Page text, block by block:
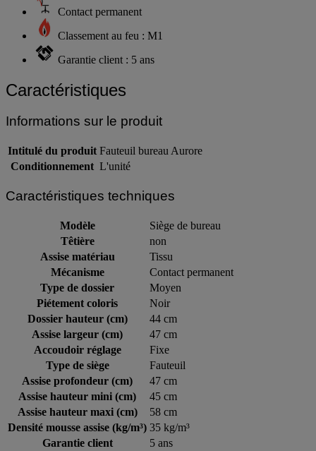
Contact permanent
Classement au feu : M1
Garantie client : 5 ans
Caractéristiques
Informations sur le produit
Intitulé du produit Fauteuil bureau Aurore
Conditionnement L'unité
Caractéristiques techniques
Modèle
Siège de bureau
Têtière
non
Assise matériau
Tissu
Mécanisme
Contact permanent
Type de dossier
Moyen
Piétement coloris
Noir
Dossier hauteur (cm)
44 cm
Assise largeur (cm)
47 cm
Accoudoir réglage
Fixe
Type de siège
Fauteuil
Assise profondeur (cm)
47 cm
Assise hauteur mini (cm)
45 cm
Assise hauteur maxi (cm)
58 cm
Densité mousse assise (kg/m³) 35 kg/m³
Garantie client
5 ans